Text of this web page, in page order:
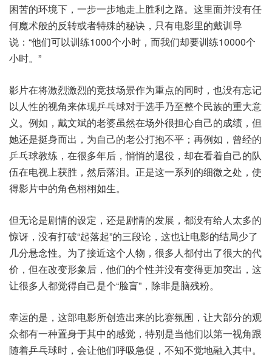
困苦的环境下，一步一步地走上胜利之路。这里面并没有任
何魔术般的反转或者特殊的秘诀，只有电影里的戴训导
说：“他们可以训练1000个小时，而我们却要训练10000个
小时。”
影片在将激烈激烈的竞技场景作为重点的同时，也没有忘记
以人性的视角来体现乒乓球对于选手乃至整个民族的重大意
义。例如，戴文斌的老婆虽然在场外很担心自己的成绩，但
她还是挺身而出，为自己的老公打抱不平；再例如，曾经的
乒乓球教练，在很多年后，悄悄的退役，却在看着自己的队
伍在电视上获胜，然后落泪。正是这一系列的细微之处，使
得影片中的角色栩栩如生。
但无论是剧情的设定，还是剧情的发展，都没有给人太多的
惊讶，没有打破“起落起”的三段论，这也让电影的结局少了
几分悬念性。为了接近这个人物，很多人都付出了很大的代
价，但在改变形象后，他们的个性并没有变得更加突出，这
让很多人都觉得自己是个“脸盲”，除非是脑残粉。
幸运的是，这部电影所创造出来的比赛氛围，让大部分的观
众都有一种置身于其中的感觉，特别是当他们以第一视角跟
随着乒乓球时，会让他们呼吸急促，不知不觉地融入其中。